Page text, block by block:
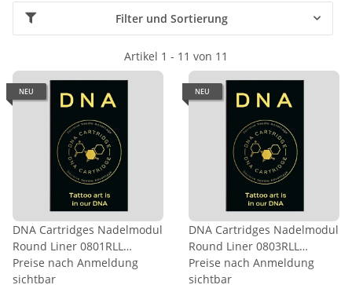
Filter und Sortierung
Artikel 1 - 11 von 11
NEU
DNA Cartridges Nadelmodul
Round Liner 0801RLL
0,25mm
Preise nach Anmeldung
sichtbar
NEU
DNA Cartridges Nadelmodul
Round Liner 0803RLL
0,25mm
Preise nach Anmeldung
sichtbar